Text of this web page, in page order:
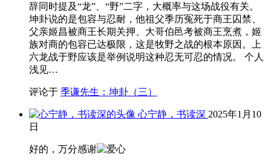
辞同时提及“龙”、“野”二字，大概率与这场战役有关。
坤卦说的是包容与忍耐，他祖父季历冤死于商王囚禁、
父亲姬昌被商王长期关押、大哥伯邑考被商王烹煮，姬
族对商的包容已达极限，这是牧野之战的根本原因。上
六龙战于野应该是举例说明这种忍无可忍的情况。 个人
浅见…
评论于 季谦先生：坤卦（三）
心宁静，书读深 2025年1月10
日
好的，万分感谢